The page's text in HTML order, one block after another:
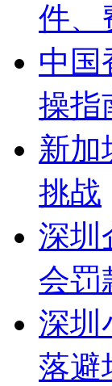
件、
中国
操指
新加
挑战
深圳
会罚
深圳
落避